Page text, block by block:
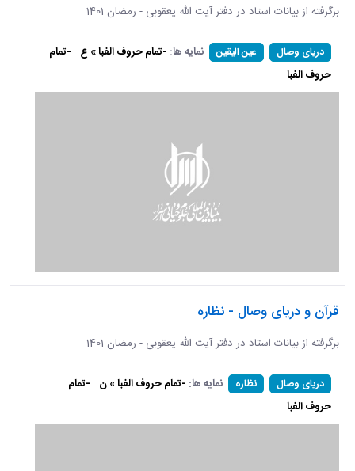
برگرفته از بیانات استاد در دفتر آیت الله یعقوبی - رمضان 1401
دریای وصال عین الیقین نمایه ها: -تمام حروف الفبا » ع -تمام
حروف الفبا
قرآن و دریای وصال - نظاره
برگرفته از بیانات استاد در دفتر آیت الله یعقوبی - رمضان 1401
دریای وصال نظاره نمایه ها: -تمام حروف الفبا » ن -تمام
حروف الفبا